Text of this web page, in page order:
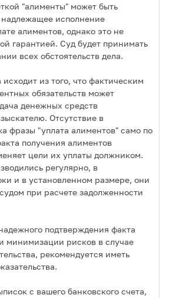
"алименты" может быть
исполнение
алиментов, однако это не
гарантией. Суд будет принимать
всех обстоятельств дела.
из того, что фактическим
обязательств может
денежных средств
Отсутствие в
фразы "уплата алиментов" само по
получения алиментов
цели их уплаты должником.
регулярно, в
и в установленном размере, они
при расчете задолженности
подтверждения факта
минимизации рисков в случае
рекомендуется иметь
с вашего банковского счета,